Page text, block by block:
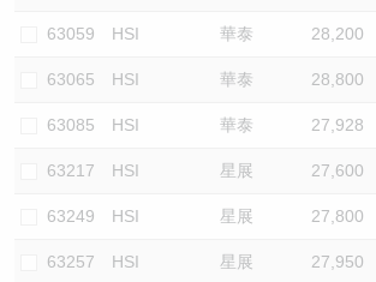
63059 HSI 華泰 28,200
63065 HSI 華泰 28,800
63085 HSI 華泰 27,928
63217 HSI 星展 27,600
63249 HSI 星展 27,800
63257 HSI 星展 27,950